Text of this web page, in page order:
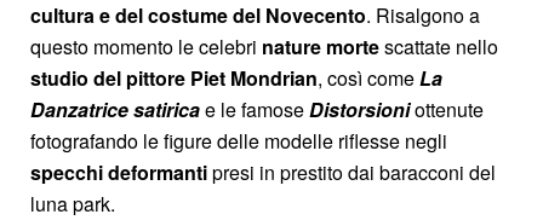
cultura e del costume del Novecento. Risalgono a
questo momento le celebri nature mortescattate nello
studio del pittore Piet Mondrian, così comeLa
Danzatrice satiricae le famoseDistorsioniottenute
fotografando le figure delle modelle riflesse negli
specchi deformantipresi in prestito dai baracconi del
luna park.